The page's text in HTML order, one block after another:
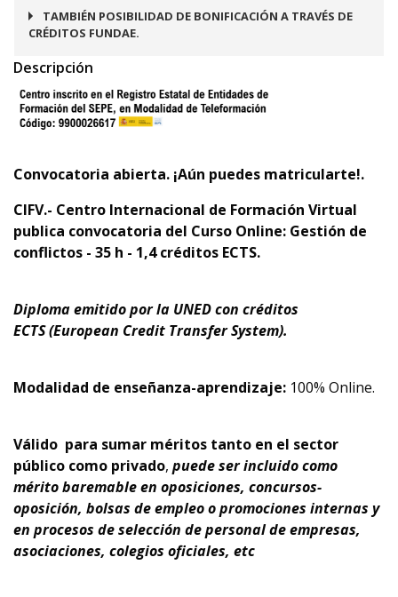
TAMBIÉN POSIBILIDAD DE BONIFICACIÓN A TRAVÉS DE
CRÉDITOS FUNDAE.
Descripción
Convocatoria abierta. ¡Aún puedes matricularte!.
CIFV.- Centro Internacional de Formación Virtual
publica convocatoria del Curso Online: Gestión de
conflictos - 35 h - 1,4 créditos ECTS.
Diploma emitido por la UNED con créditos
ECTS(European Credit Transfer System).
Modalidad de enseñanza-aprendizaje: 100% Online.
Válido para sumar méritos tanto en el sector
público como privado, puede ser incluido como
mérito baremable en oposiciones, concursos-
oposición, bolsas de empleo o promociones internas y
en procesos de selección de personal de empresas,
asociaciones, colegios oficiales, etc